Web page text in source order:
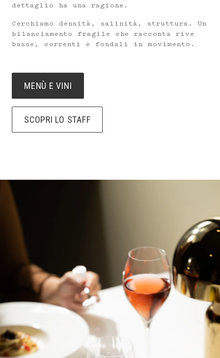
dettaglio ha una ragione.
Cerchiamo densità, salinità, struttura. Un
bilanciamento fragile che racconta rive
basse, correnti e fondali in movimento.
MENÙ E VINI
SCOPRI LO STAFF